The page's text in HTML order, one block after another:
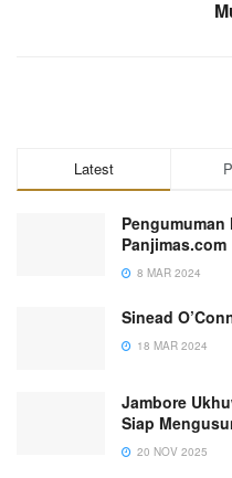
Latest
Panjimas.com
8 MAR 2024
Sinead
18 MAR 2024
Jambore
Siap
20 NOV 2025